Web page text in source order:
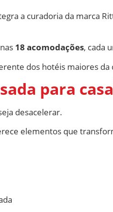
a curadoria da marca
18 acomodações, cada
dos hotéis maiores da
para
desacelerar.
elementos que